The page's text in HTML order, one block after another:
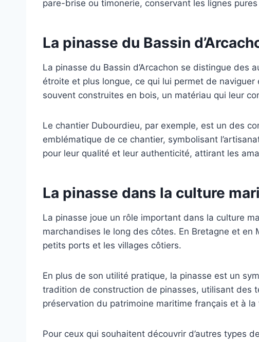
pare-brise ou timonerie, conservant les lignes
La pinasse du Bassin
La pinasse du Bassin d’Arcachon se distingue des
étroite et plus longue, ce qui lui permet de
souvent construites en bois, un matériau qui leur
Le chantier Dubourdieu, par exemple, est un des
emblématique de ce chantier, symbolisant
pour leur qualité et leur authenticité, attirant les
La pinasse dans la culture
La pinasse joue un rôle important dans la culture
marchandises le long des côtes. En Bretagne et
petits ports et les villages côtiers.
En plus de son utilité pratique, la pinasse est un
tradition de construction de pinasses, utilisant des
préservation du patrimoine maritime français et à
Pour ceux qui souhaitent découvrir d’autres types